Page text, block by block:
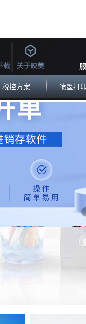
税控方案 喷墨打